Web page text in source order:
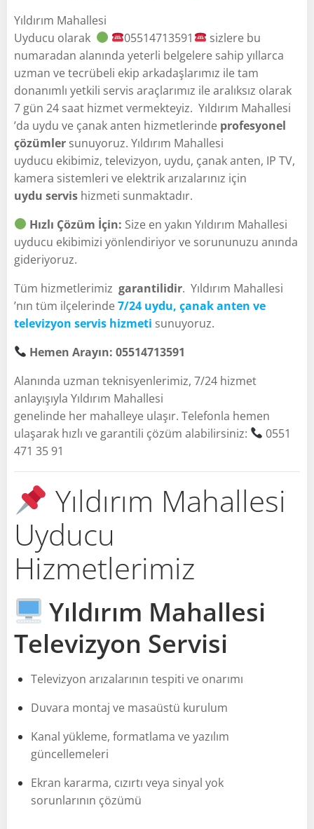
Yıldırım Mahallesi
Uyducu olarak
05514713591
sizlere bu
numaradan alanında yeterli belgelere sahip yıllarca
uzman ve tecrübeli ekip arkadaşlarımız ile tam
donanımlı yetkili servis araçlarımız ile aralıksız olarak
7 gün 24 saat hizmet vermekteyiz. Yıldırım Mahallesi
’da uydu ve çanak anten hizmetlerinde profesyonel
çözümler sunuyoruz. Yıldırım Mahallesi
uyducu ekibimiz, televizyon, uydu, çanak anten, IP TV,
kamera sistemleri ve elektrik arızalarınız için
uydu servis hizmeti sunmaktadır.
Hızlı Çözüm İçin: Size en yakın Yıldırım Mahallesi
uyducu ekibimizi yönlendiriyor ve sorununuzu anında
gideriyoruz.
Tüm hizmetlerimiz garantilidir. Yıldırım Mahallesi
’nın tüm ilçelerinde7/24 uydu, çanak anten ve
televizyon servis hizmeti sunuyoruz.
Hemen Arayın: 05514713591
Alanında uzman teknisyenlerimiz, 7/24 hizmet
anlayışıyla Yıldırım Mahallesi
genelinde her mahalleye ulaşır. Telefonla hemen
ulaşarak hızlı ve garantili çözüm alabilirsiniz:
0551
471 35 91
Yıldırım Mahallesi
Uyducu
Hizmetlerimiz
Yıldırım Mahallesi
Televizyon Servisi
Televizyon arızalarının tespiti ve onarımı
Duvara montaj ve masaüstü kurulum
Kanal yükleme, formatlama ve yazılım
güncellemeleri
Ekran kararma, cızırtı veya sinyal yok
sorunlarının çözümü